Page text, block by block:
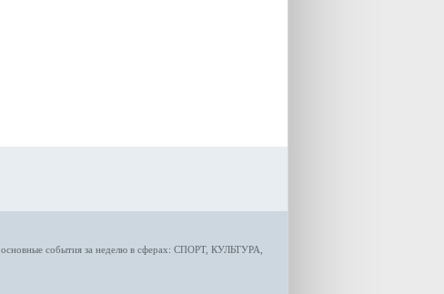
, основные события за неделю в сферах: СПОРТ, КУЛЬТУРА,